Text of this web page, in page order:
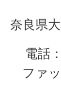
奈良県
電話
ファ